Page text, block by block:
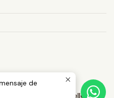
Desarrollado por Jumpseller.
de